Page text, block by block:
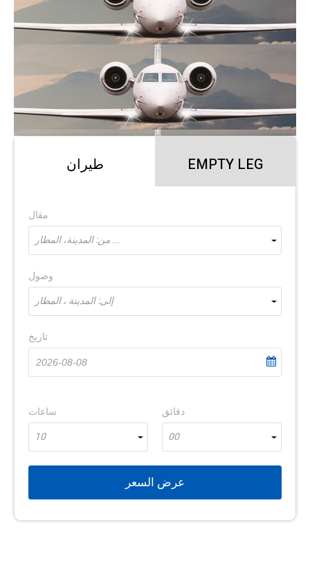
طيران EMPTY LEG
مقال
من: المدينة، المطار ...
وصول
إلى: المدينة ، المطار
تاريخ
ساعات
10
دقائق
00
عرض السعر